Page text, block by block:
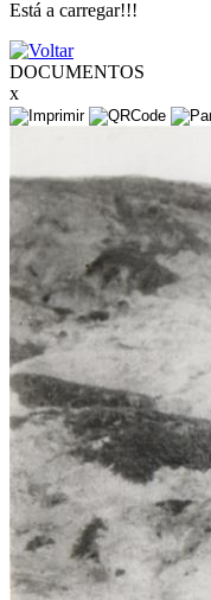
Está a carregar!!!
DOCUMENTOS
x